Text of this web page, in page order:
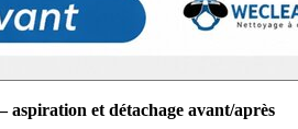
aspiration et détachage avant/après